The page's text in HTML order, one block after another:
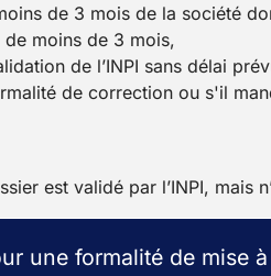
de 3 mois de la société
de moins de 3 mois,
de l’INPI sans délai
de correction ou s'il
est validé par l’INPI, mais
une formalité de mise